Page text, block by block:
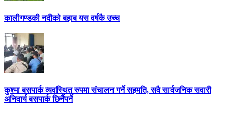
कालीगण्डकी नदीको बहाब यस वर्षकै उच्च
कुश्मा बसपार्क व्यवस्थित रुपमा संचालन गर्ने सहमति, सवै सार्वजनिक सवारी
अनिवार्य बसपार्क छिर्नैपर्ने